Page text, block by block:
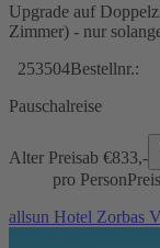
Upgrade auf
Zimmer) - nur
253504Bestellnr.:
Pauschalreise
Alter Preisab €833,-
pro Person
allsun Hotel Zorbas